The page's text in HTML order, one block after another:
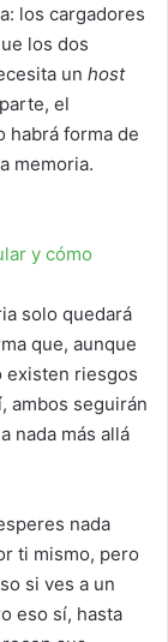
los cargadores
los dos
un host
el
habrá forma de
memoria.
solo quedará
que, aunque
existen riesgos
ambos seguirán
nada más allá
nada
ti mismo, pero
si ves a un
eso sí, hasta